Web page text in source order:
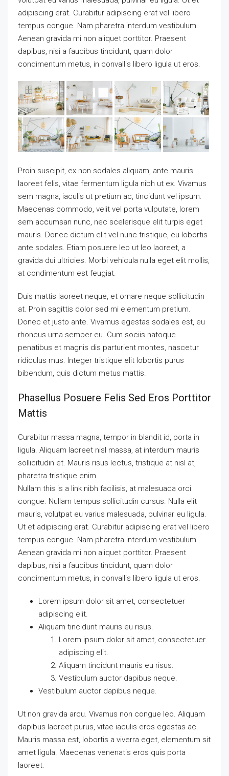
adipiscing erat. Curabitur adipiscing erat vel libero
tempus congue. Nam pharetra interdum vestibulum.
Aenean gravida mi non aliquet porttitor. Praesent
dapibus, nisi a faucibus tincidunt, quam dolor
condimentum metus, in convallis libero ligula ut eros.
Proin suscipit, ex non sodales aliquam, ante mauris
laoreet felis, vitae fermentum ligula nibh ut ex. Vivamus
sem magna, iaculis ut pretium ac, tincidunt vel ipsum.
Maecenas commodo, velit vel porta vulputate, lorem
sem accumsan nunc, nec scelerisque elit turpis eget
mauris. Donec dictum elit vel nunc tristique, eu lobortis
ante sodales. Etiam posuere leo ut leo laoreet, a
gravida dui ultricies. Morbi vehicula nulla eget elit mollis,
at condimentum est feugiat.
Duis mattis laoreet neque, et ornare neque sollicitudin
at. Proin sagittis dolor sed mi elementum pretium.
Donec et justo ante. Vivamus egestas sodales est, eu
rhoncus urna semper eu. Cum sociis natoque
penatibus et magnis dis parturient montes, nascetur
ridiculus mus. Integer tristique elit lobortis purus
bibendum, quis dictum metus mattis.
Phasellus Posuere Felis Sed Eros Porttitor
Mattis
Curabitur massa magna, tempor in blandit id, porta in
ligula. Aliquam laoreet nisl massa, at interdum mauris
sollicitudin et. Mauris risus lectus, tristique at nisl at,
pharetra tristique enim.
Nullam this is a link nibh facilisis, at malesuada orci
congue. Nullam tempus sollicitudin cursus. Nulla elit
mauris, volutpat eu varius malesuada, pulvinar eu ligula.
Ut et adipiscing erat. Curabitur adipiscing erat vel libero
tempus congue. Nam pharetra interdum vestibulum.
Aenean gravida mi non aliquet porttitor. Praesent
dapibus, nisi a faucibus tincidunt, quam dolor
condimentum metus, in convallis libero ligula ut eros.
Lorem ipsum dolor sit amet, consectetuer
adipiscing elit.
Aliquam tincidunt mauris eu risus.
Lorem ipsum dolor sit amet, consectetuer
adipiscing elit.
Aliquam tincidunt mauris eu risus.
Vestibulum auctor dapibus neque.
Vestibulum auctor dapibus neque.
Ut non gravida arcu. Vivamus non congue leo. Aliquam
dapibus laoreet purus, vitae iaculis eros egestas ac.
Mauris massa est, lobortis a viverra eget, elementum sit
amet ligula. Maecenas venenatis eros quis porta
laoreet.